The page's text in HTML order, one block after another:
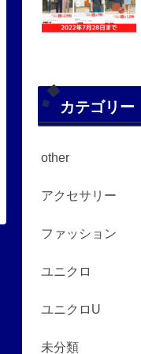
カテゴリー
other
アクセサリー
ファッション
ユニクロ
ユニクロU
未分類